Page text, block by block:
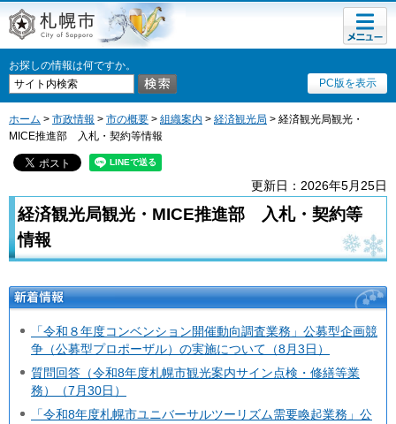
札幌市
お探しの情報は何ですか。
PC版を表示
メニュ
ー
ホーム > 市政情報 > 市の概要 > 組織案内 > 経済観光局 > 経済観光局観光・
MICE推進部 入札・契約等情報
更新日：2026年5月25日
経済観光局観光・MICE推進部 入札・契約等
情報
新着情報
「令和８年度コンベンション開催動向調査業務」公募型企画競
争（公募型プロポーザル）の実施について（8月3日）
質問回答（令和8年度札幌市観光案内サイン点検・修繕等業
務）（7月30日）
「令和8年度札幌市ユニバーサルツーリズム需要喚起業務」公